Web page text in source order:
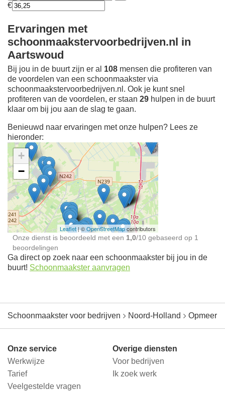
€
Ervaringen met
schoonmaakstervoorbedrijven.nl in
Aartswoud
Bij jou in de buurt zijn er al 108 mensen die profiteren van
de voordelen van een schoonmaakster via
schoonmaakstervoorbedrijven.nl. Ook je kunt snel
profiteren van de voordelen, er staan 29 hulpen in de buurt
klaar om bij jou aan de slag te gaan.
Benieuwd naar ervaringen met onze hulpen? Lees ze
hieronder:
Ontdek meer ervaringen
Schoonmaakster bij
jou in de buurt
+
−
Leaflet| ©OpenStreetMapcontributors
Onze dienst is beoordeeld met een 1,0/10 gebaseerd op 1
beoordelingen
Ga direct op zoek naar een schoonmaakster bij jou in de
buurt! Schoonmaakster aanvragen
Schoonmaakster voor bedrijven Noord-Holland Opmeer
Onze service
Werkwijze
Tarief
Veelgestelde vragen
Overige diensten
Voor bedrijven
Ik zoek werk